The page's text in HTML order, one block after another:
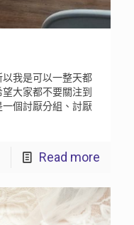
我是可以一整天都
大家都不要關注到
個討厭分組、討厭
Read more